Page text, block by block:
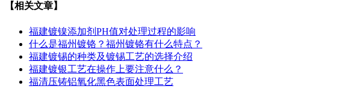
【相关文章】
福建镀镍添加剂PH值对处理过程的影响
什么是福州镀铬？福州镀铬有什么特点？
福建镀锡的种类及镀锡工艺的选择介绍
福建镀银工艺在操作上要注意什么？
​福清压铸铝氧化黑色表面处理工艺